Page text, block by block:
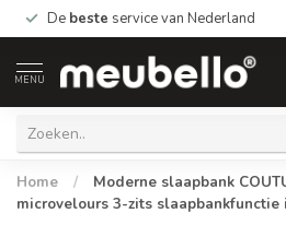
De beste service van Nederland
MENU
Home /
Moderne slaapbank
microvelours 3-zits slaapbankfunctie